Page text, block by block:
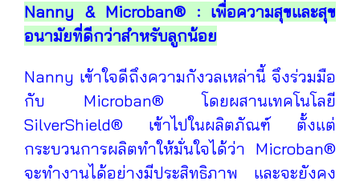
Nanny & Microban® : เพื่อความสุขและสุข
อนามัยที่ดีกว่าสำหรับลูกน้อย
Nanny เข้าใจดีถึงความกังวลเหล่านี้ จึงร่วมมือ
กับ Microban® โดยผสานเทคโนโลยี
SilverShield® เข้าไปในผลิตภัณฑ์ ตั้งแต่
กระบวนการผลิตทำให้มั่นใจได้ว่า Microban®
จะทำงานได้อย่างมีประสิทธิภาพ และจะยังคง